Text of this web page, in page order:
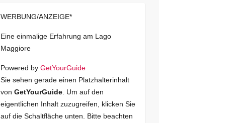
WERBUNG/ANZEIGE*
Eine einmalige Erfahrung am Lago
Maggiore
Powered by GetYourGuide
Sie sehen gerade einen Platzhalterinhalt
von GetYourGuide. Um auf den
eigentlichen Inhalt zuzugreifen, klicken Sie
auf die Schaltfläche unten. Bitte beachten